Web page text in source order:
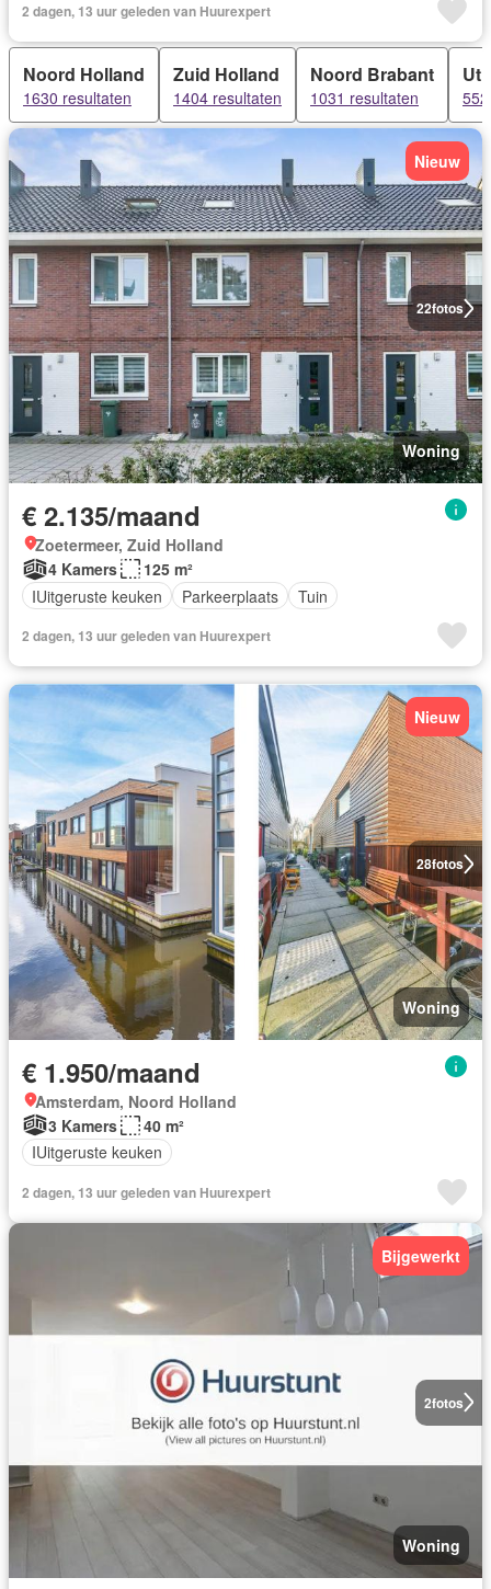
2 dagen, 13 uur geleden van Huurexpert
Noord Holland
1630 resultaten
Zuid Holland
1404 resultaten
Noord Brabant
1031 resultaten
22fotos
Nieuw
Woning
€ 2.135/maand
Zoetermeer, Zuid Holland
4 Kamers
125 m²
IUitgeruste keuken
Parkeerplaats Tuin
2 dagen, 13 uur geleden van Huurexpert
28fotos
Nieuw
Woning
€ 1.950/maand
Amsterdam, Noord Holland
3 Kamers
40 m²
IUitgeruste keuken
2 dagen, 13 uur geleden van Huurexpert
2fotos
Bijgewerkt
Woning